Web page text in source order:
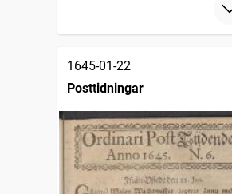
1645-01-22
Posttidningar